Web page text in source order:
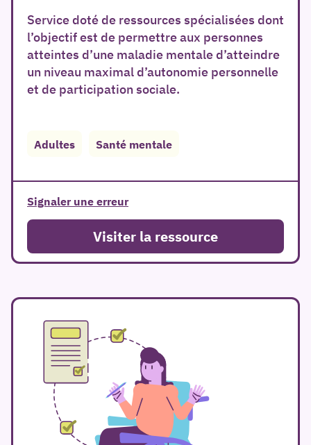
Service doté de ressources spécialisées dont
l’objectif est de permettre aux personnes
atteintes d’une maladie mentale d’atteindre
un niveau maximal d’autonomie personnelle
et de participation sociale.
Adultes Santé mentale
Signaler une erreur
Visiter la ressource